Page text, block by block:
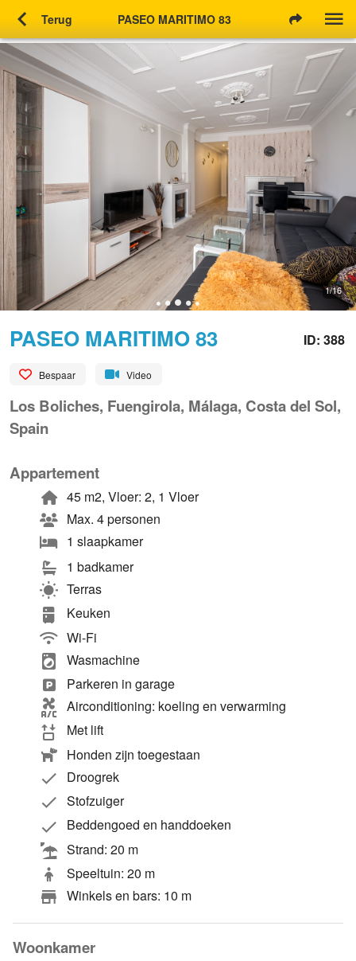
chevron_left Terug PASEO MARITIMO 83
1/16
PASEO MARITIMO 83
Bespaar Video
ID: 388
Los Boliches, Fuengirola, Málaga, Costa del Sol,
Spain
Appartement
45 m2, Vloer: 2, 1 Vloer
Max. 4 personen
1 slaapkamer
1 badkamer
Terras
Keuken
Wi-Fi
Wasmachine
Parkeren in garage
Airconditioning: koeling en verwarming
Met lift
Honden zijn toegestaan
Droogrek
Stofzuiger
Beddengoed en handdoeken
Strand: 20 m
Speeltuin: 20 m
Winkels en bars: 10 m
Woonkamer